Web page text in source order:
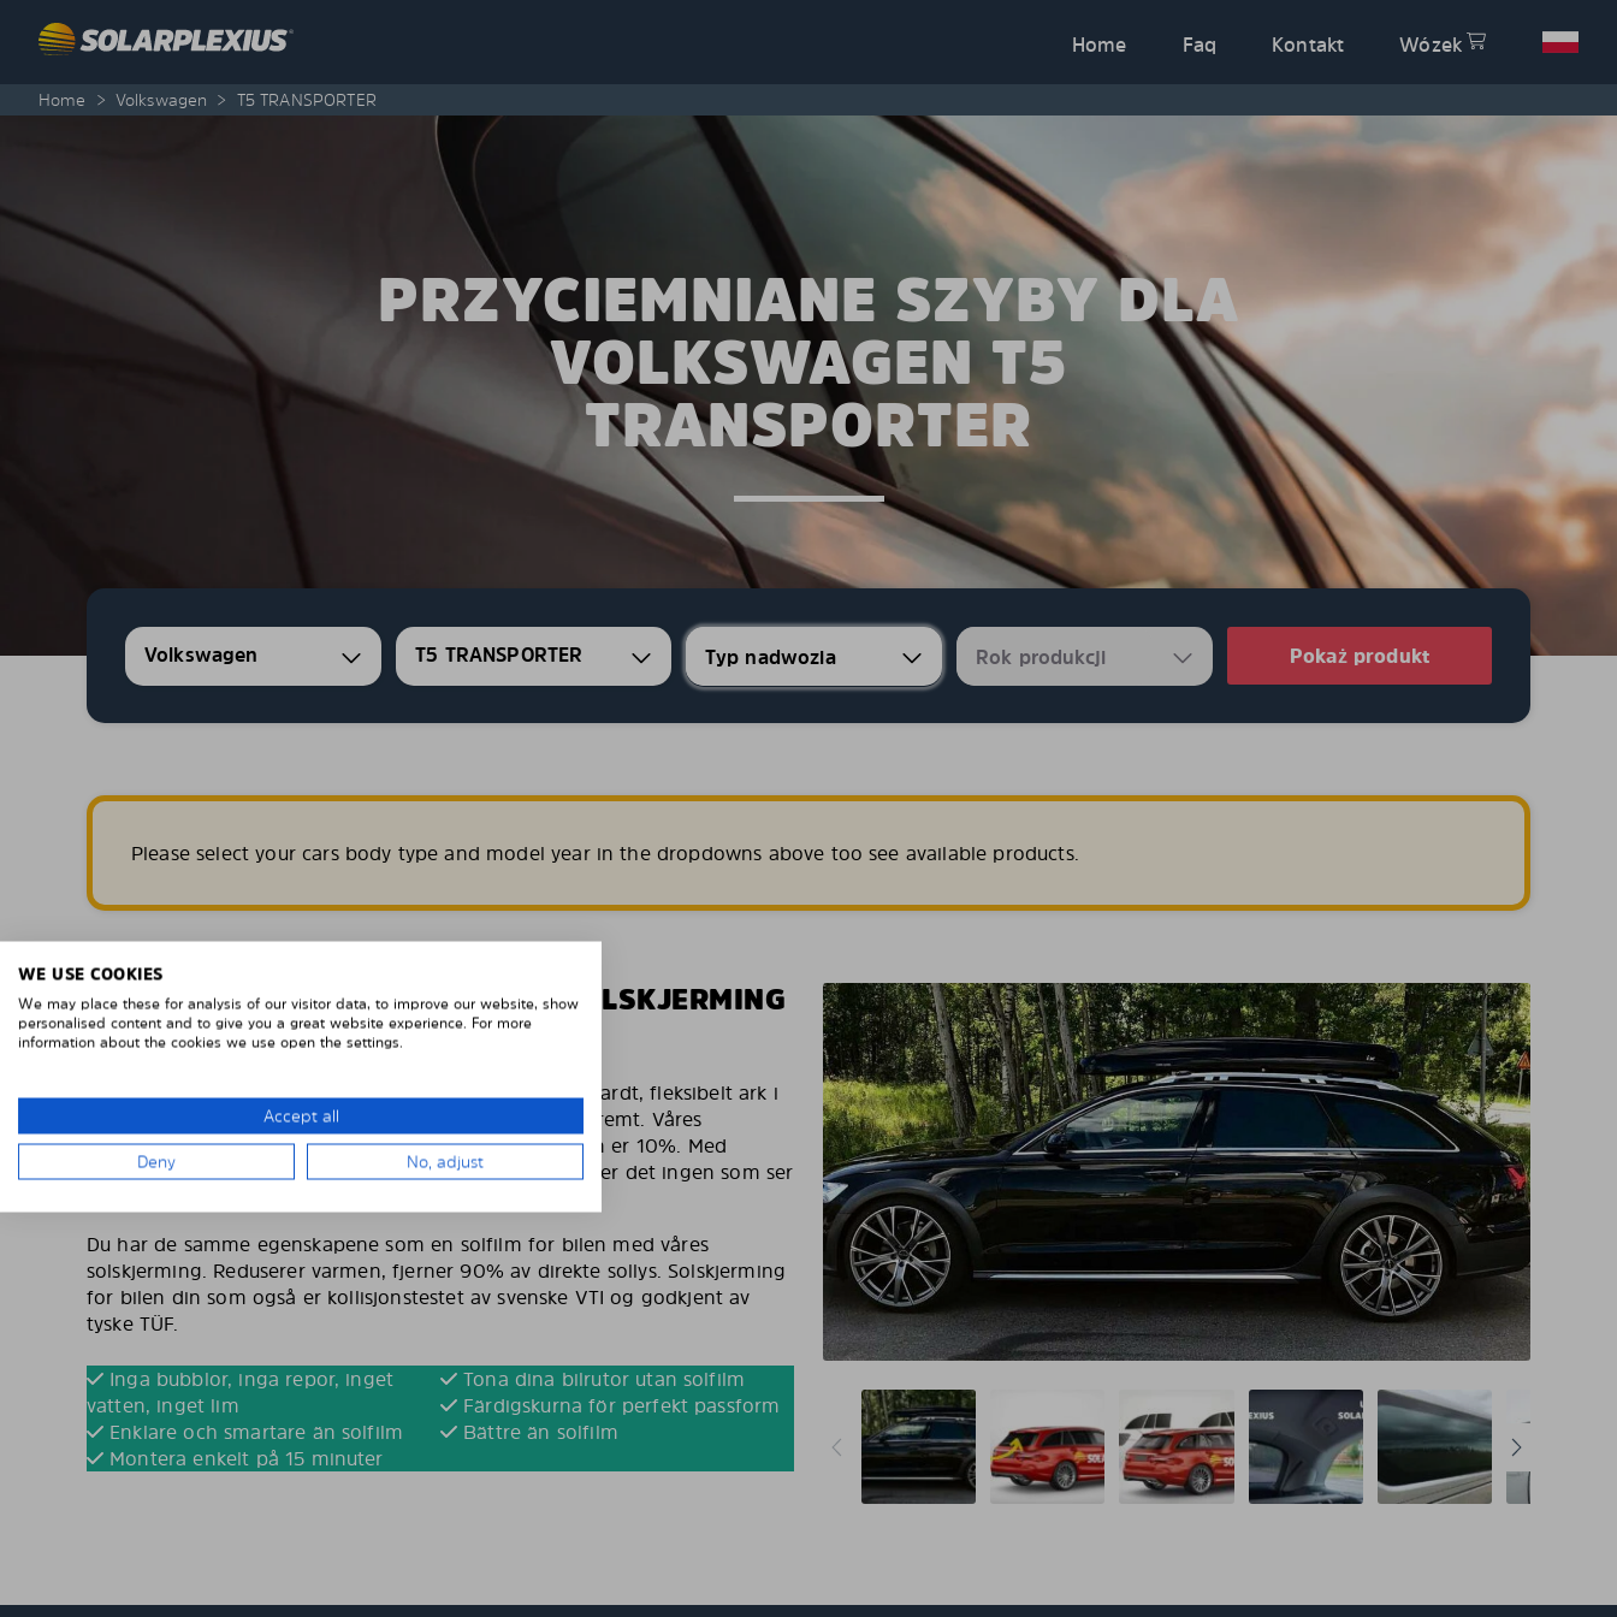
Home
Faq Kontakt Wózek
Home > Volkswagen > T5 TRANSPORTER
PRZYCIEMNIANE SZYBY DLA
VOLKSWAGEN T5
TRANSPORTER
Volkswagen T5 TRANSPORTER Pokaż produkt
Please select your cars body type and model year in the dropdowns above too see available products.
INGEN SOLFILM, FERDIGSKÅREN SOLSKJERMING
LAGET I 1MM PC
I motsetning til solfilm er Solarplexius solskjerming et hardt, fleksibelt ark i
polykarbonat.Materialet er uknuselig og kan bøyes ekstremt. Våres
solskjerming til bil er konsekvent tonet. Lysoverføringen er 10%. Med
Ferdigskåren solskjerming fra solarplexius på bilen din, er det ingen som ser
Du har de samme egenskapene som en solfilm for bilen med våres
solskjerming. Reduserer varmen, fjerner 90% av direkte sollys. Solskjerming
for bilen din som også er kollisjonstestet av svenske VTI og godkjent av
tyske TÜF.
Inga bubblor, inga repor, inget
vatten, inget lim
Enklare och smartare än solfilm
Montera enkelt på 15 minuter
Tona dina bilrutor utan solfilm
Färdigskurna för perfekt passform
Bättre än solfilm
WE USE COOKIES
We may place these for analysis of our visitor data, to improve our website, show
personalised content and to give you a great website experience. For more
information about the cookies we use open the settings.
Accept all
Deny No, adjust